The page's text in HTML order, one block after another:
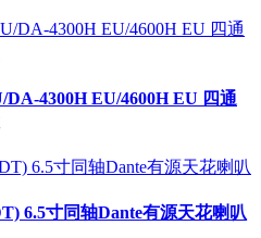
4300H EU/4600H EU 四通
6.5寸同轴Dante有源天花喇叭